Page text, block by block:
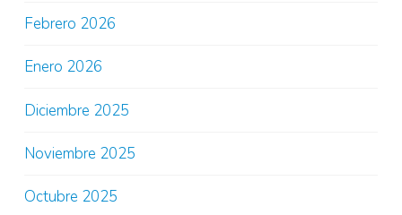
Febrero 2026
Enero 2026
Diciembre 2025
Noviembre 2025
Octubre 2025